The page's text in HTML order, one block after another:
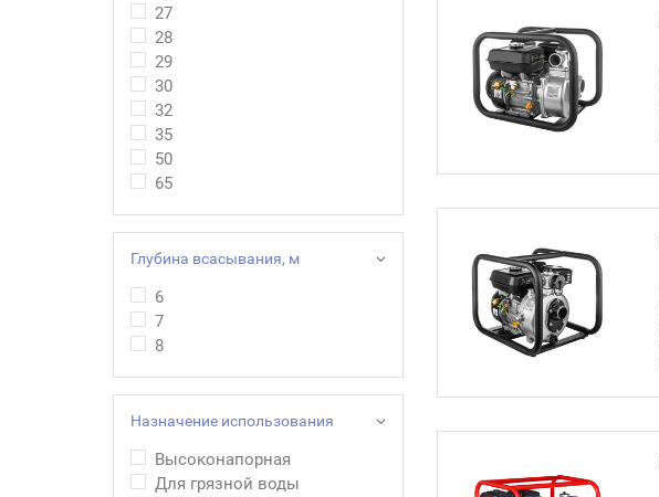
27
28
29
30
32
35
50
65
Глубина всасывания, м
6
7
8
Назначение использования
Высоконапорная
Для грязной воды